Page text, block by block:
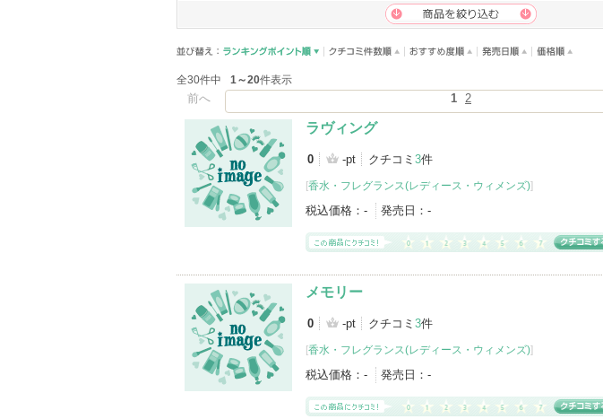
全30件中 1～20件表示
前へ 1 2
ラヴィング
0 -pt クチコミ 3件
[香水・フレグランス(レディース・ウィメンズ)]
税込価格： - 発売日： -
メモリー
0 -pt クチコミ 3件
[香水・フレグランス(レディース・ウィメンズ)]
税込価格： - 発売日： -